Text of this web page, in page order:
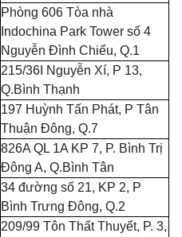
Phòng 606 Tòa nhà
Indochina Park Tower số 4
Nguyễn Đình Chiểu, Q.1
215/36 Nguyễn Xí, P 13,
Q.Bình Thạnh
197 Huỳnh Tấn Phát, P Tân
Thuận Đông, Q.7
826A QL 1A KP 7, P. Bình Trị
Đông A, Q.Bình Tân
34 đường số 21, KP 2, P
Bình Trưng Đông, Q.2
209/99 Tôn Thất Thuyết, P. 3,